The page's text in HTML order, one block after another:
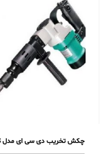
چکش تخریب دی سی ای مدل AZG6S